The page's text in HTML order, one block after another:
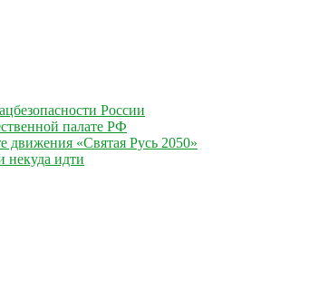
России
палате РФ
движения «Святая Русь 2050»
некуда идти